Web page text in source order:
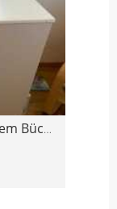
Wickelkommode mit integriertem Bücherregal